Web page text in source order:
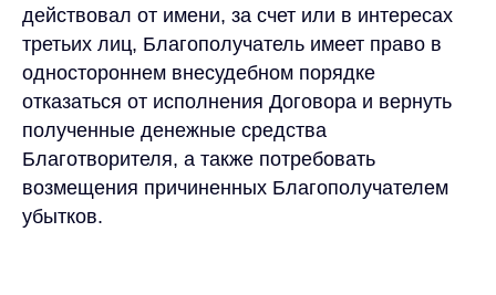
действовал от имени, за счет или в интересах
третьих лиц, Благополучатель имеет право в
одностороннем внесудебном порядке
отказаться от исполнения Договора и вернуть
полученные денежные средства
Благотворителя, а также потребовать
возмещения причиненных Благополучателем
убытков.